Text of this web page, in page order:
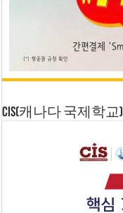
CIS(캐나다 국제학교)